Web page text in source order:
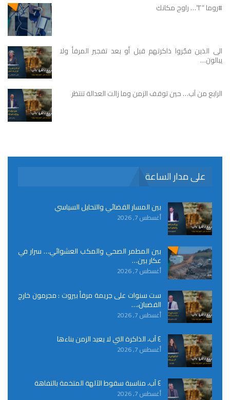
#روما “٢”… راوح مكانك
الى الذين فجّروا ذاكرتهم قبل أو بعد تفجير المرفأ ولا
يبالون…
الرابع من آب… حين توقف الزمن وما زالت العدالة تنتظر
على مدار الساعة
بين المسار القضائي والتحايل السياسي
أغسطس 7, 2026
بين المطمر الصحي والمكب العشوائي… سرار في
عكار بين…
أغسطس 7, 2026
ست سنوات على جريمة مرفأ بيروت : مجرمون خارج
القضبان،…
أغسطس 7, 2026
٤ آب، الذاكرة التي لا يعيد الزمن بناءها
أغسطس 7, 2026
٤ آب، مناسبة سقوط الآلهة المتخمة بالتفاهة
أغسطس 7, 2026